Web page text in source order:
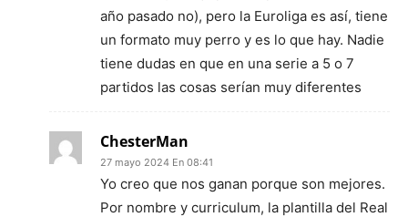
año pasado no), pero la Euroliga es así, tiene
un formato muy perro y es lo que hay. Nadie
tiene dudas en que en una serie a 5 o 7
partidos las cosas serían muy diferentes
ChesterMan
27 mayo 2024 En 08:41
Yo creo que nos ganan porque son mejores.
Por nombre y curriculum, la plantilla del Real